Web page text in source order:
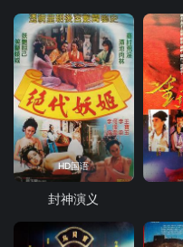
HD国语
封神演义